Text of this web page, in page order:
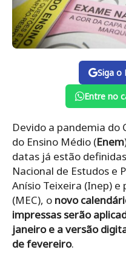
Siga o
Entre no
Devido a pandemia do
do Ensino Médio (Enem
datas já estão
Nacional de Estudos e
Anísio Teixeira (Inep)
(MEC), o novo
impressas serão
janeiro e a versão
de fevereiro.